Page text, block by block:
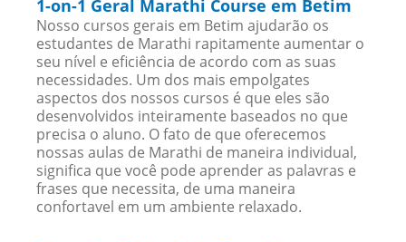
1-on-1 Geral Marathi Course em Betim
Nosso cursos gerais em Betim ajudarão os
estudantes de Marathi rapitamente aumentar o
seu nível e eficiência de acordo com as suas
necessidades. Um dos mais empolgates
aspectos dos nossos cursos é que eles são
desenvolvidos inteiramente baseados no que
precisa o aluno. O fato de que oferecemos
nossas aulas de Marathi de maneira individual,
significa que você pode aprender as palavras e
frases que necessita, de uma maneira
confortavel em um ambiente relaxado.